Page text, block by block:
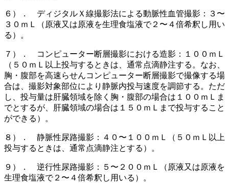
６）． ディジタルＸ線撮影法による動脈性血管撮影：３〜
３０ｍＬ（原液又は原液を生理食塩液で２〜４倍希釈し用い
る）。
７）． コンピューター断層撮影における造影：１００ｍＬ
（５０ｍＬ以上投与するときは、通常点滴静注する。なお、
胸・腹部を高速らせんコンピューター断層撮影で撮像する場
合は、撮影対象部位により静脈内投与速度を調節する。ただ
し、投与量は肝臓領域を除く胸・腹部の場合は１００ｍＬま
でとするが、肝臓領域の場合は１５０ｍＬまで投与すること
ができる）。
８）． 静脈性尿路撮影：４０〜１００ｍＬ（５０ｍＬ以上
投与するときは、通常点滴静注とする）。
９）． 逆行性尿路撮影：５〜２００ｍＬ（原液又は原液を
生理食塩液で２〜４倍希釈し用いる）。